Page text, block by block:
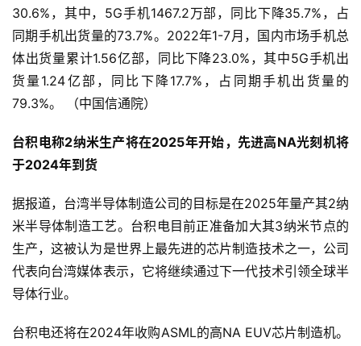
30.6%，其中，5G手机1467.2万部，同比下降35.7%，占
同期手机出货量的73.7%。2022年1-7月，国内市场手机总
体出货量累计1.56亿部，同比下降23.0%，其中5G手机出
货量1.24亿部，同比下降17.7%，占同期手机出货量的
79.3%。 （中国信通院）
台积电称2纳米生产将在2025年开始，先进高NA光刻机将
于2024年到货
据报道，台湾半导体制造公司的目标是在2025年量产其2纳
米半导体制造工艺。台积电目前正准备加大其3纳米节点的
生产，这被认为是世界上最先进的芯片制造技术之一，公司
代表向台湾媒体表示，它将继续通过下一代技术引领全球半
导体行业。
台积电还将在2024年收购ASML的高NA EUV芯片制造机。